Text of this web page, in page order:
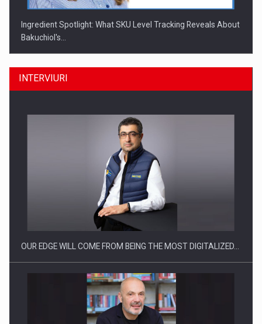
Ingredient Spotlight: What SKU Level Tracking Reveals About
Bakuchiol's…
Producatorii si comerciantii care nu se supun noilor
INTERVIURI
OUR EDGE WILL COME FROM BEING THE MOST DIGITALIZED…